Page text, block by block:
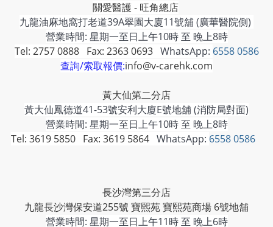
關愛醫護 - 旺角總店
九龍油麻地窩打老道39A翠園大廈11號舖 (廣華醫院側)
營業時間: 星期一至日上午10時 至 晚上8時
Tel: 2757 0888 Fax: 2363 0693WhatsApp: 6558 0586
查詢/索取報價:info@v-carehk.com
黃大仙第二分店
黃大仙鳳德道41-53號安利大廈E號地舖 (消防局對面)
營業時間: 星期一至日上午10時 至 晚上8時
Tel: 3619 5850 Fax: 3619 5864WhatsApp: 6558 0586
長沙灣第三分店
九龍長沙灣保安道255號 寶熙苑 寶熙苑商場 6號地舗
營業時間: 星期一至日上午11時 至 晚上6時